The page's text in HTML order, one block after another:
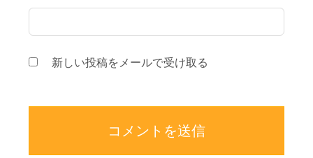
新しい投稿をメールで受け取る